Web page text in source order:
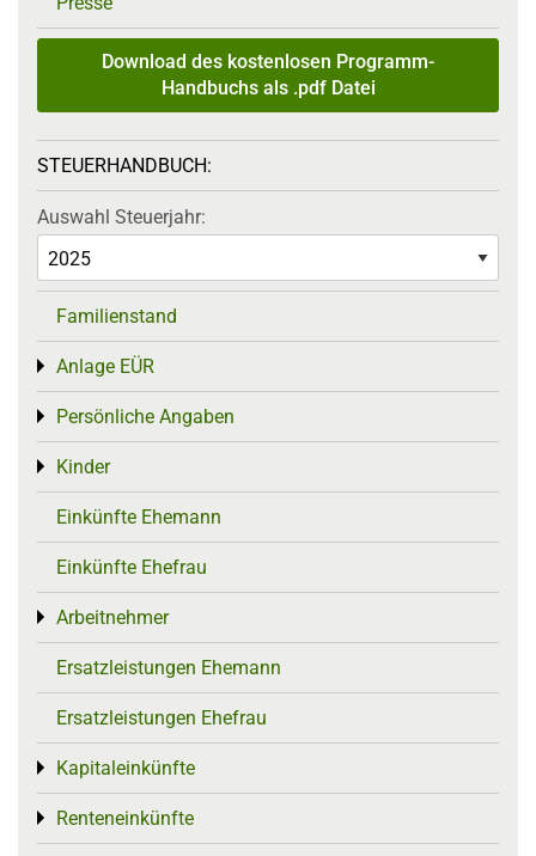
Download des kostenlosen Programm-
Handbuchs als .pdf Datei
STEUERHANDBUCH:
Auswahl Steuerjahr:
Familienstand
Anlage EÜR
Toggle menu
Persönliche Angaben
Toggle menu
Kinder
Toggle menu
Einkünfte Ehemann
Einkünfte Ehefrau
Arbeitnehmer
Toggle menu
Ersatzleistungen Ehemann
Ersatzleistungen Ehefrau
Kapitaleinkünfte
Toggle menu
Renteneinkünfte
Toggle menu